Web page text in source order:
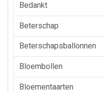
Bedankt
Beterschap
Beterschapsballonnen
Bloembollen
Bloementaarten